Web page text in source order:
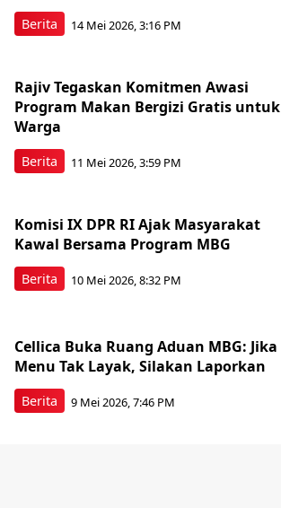
Berita 14 Mei 2026, 3:16 PM
Berita
Rajiv Tegaskan Komitmen Awasi
Program Makan Bergizi Gratis untuk
Warga
11 Mei 2026, 3:59 PM
Berita
Komisi IX DPR RI Ajak Masyarakat
Kawal Bersama Program MBG
10 Mei 2026, 8:32 PM
Berita
Cellica Buka Ruang Aduan MBG: Jika
Menu Tak Layak, Silakan Laporkan
9 Mei 2026, 7:46 PM